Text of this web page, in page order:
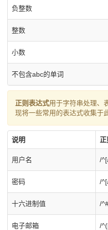
负整数
整数
小数
不包含abc的单词
正则表达式用于字符串处理、
现将一些常用的表达式收集于
说明
用户名 /
密码 /
十六进制值 /
电子邮箱
/